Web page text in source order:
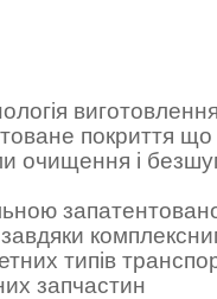
покриття
очищення і
типів
запчастин